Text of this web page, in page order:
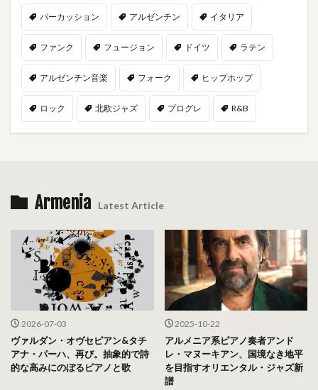
パーカッション アルゼンチン イタリア
ファンク フュージョン ドイツ ラテン
アルゼンチン音楽 フォーク ヒップホップ
ロック 北欧ジャズ プログレ R&B
Armenia Latest Article
2026-07-03
ヴァルダン・オヴセピアン&タチ
アナ・パーハ、再び。抽象的で詩
的な高みにのぼるピアノと歌
2025-10-22
アルメニア系ピアノ奏者アンド
レ・マヌーキアン、国境なき地平
を目指すオリエンタル・ジャズ新
譜